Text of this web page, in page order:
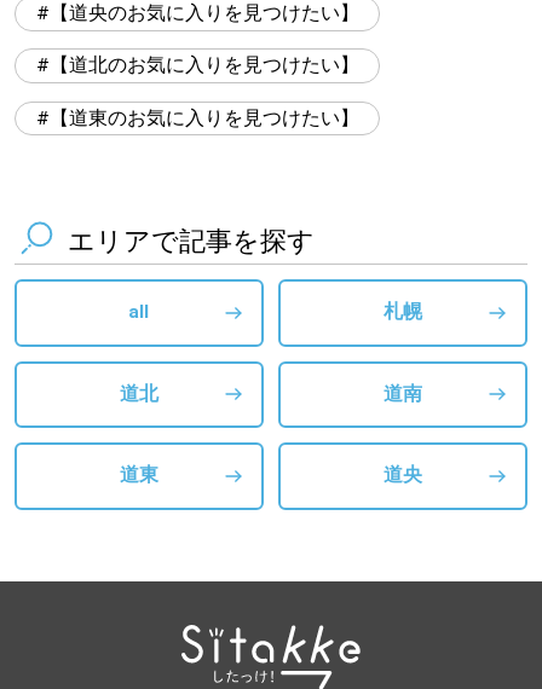
【道央のお気に入りを見つけたい】
【道北のお気に入りを見つけたい】
【道東のお気に入りを見つけたい】
エリアで記事を探す
all 札幌
道北 道南
道東 道央